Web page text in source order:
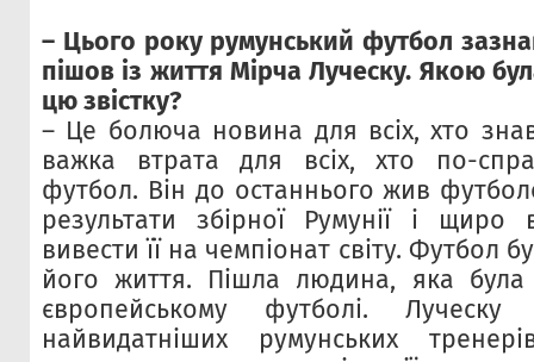
– Цього року румунський футбол
пішов із життя Мірча Луческу. Якою
цю звістку?
– Це болюча новина для всіх, хто
важка втрата для всіх, хто по-
футбол. Він до останнього жив
результати збірної Румунії і
вивести її на чемпіонат світу. Футбол
його життя. Пішла людина, яка
європейському футболі.
найвидатніших румунських